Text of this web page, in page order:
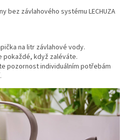
bez závlahového systému LECHUZA
na litr závlahové vody.
pokaždé, když zaléváte.
pozornost individuálním potřebám